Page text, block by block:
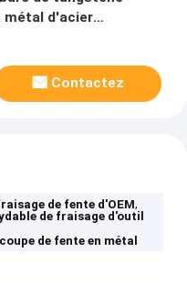
métal d'acier
TBPA60FR00
Contactez
de fente d'OEM,
de fraisage d'outil
de fente en métal